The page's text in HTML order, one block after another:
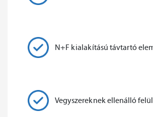
N+F kialakítású távtartó
Vegyszereknek ellenálló